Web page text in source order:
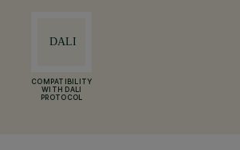
COMPATIBILITY
WITH DALI
PROTOCOL